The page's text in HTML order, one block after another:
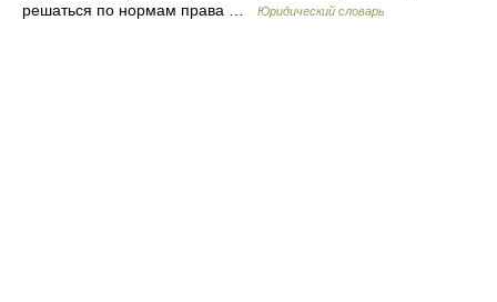
решаться по нормам права …
Юридический словарь